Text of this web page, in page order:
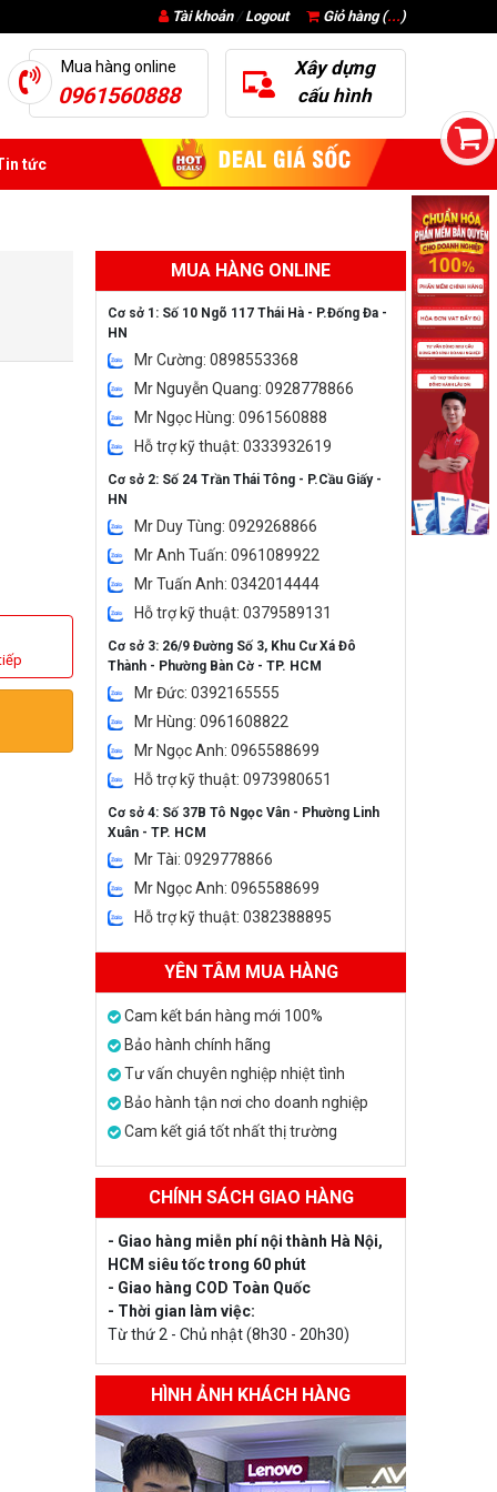
Giỏ hàng (...)
Tài khoản/ Logout
Mua hàng online
0961560888
Xây dựng
cấu hình
tức
MUA HÀNG ONLINE
Cơ sở 1: Số 10 Ngõ 117 Thái Hà - P.Đống Đa -
HN
Mr Cường: 0898553368
Mr Nguyễn Quang: 0928778866
Mr Ngọc Hùng: 0961560888
Hỗ trợ kỹ thuật: 0333932619
Cơ sở 2: Số 24 Trần Thái Tông - P.Cầu Giấy -
HN
Mr Duy Tùng: 0929268866
Mr Anh Tuấn: 0961089922
Mr Tuấn Anh: 0342014444
Hỗ trợ kỹ thuật: 0379589131
Cơ sở 3: 26/9 Đường Số 3, Khu Cư Xá Đô
Thành - Phường Bàn Cờ - TP. HCM
Mr Đức: 0392165555
Mr Hùng: 0961608822
Mr Ngọc Anh: 0965588699
Hỗ trợ kỹ thuật: 0973980651
Cơ sở 4: Số 37B Tô Ngọc Vân - Phường Linh
Xuân - TP. HCM
Mr Tài: 0929778866
Mr Ngọc Anh: 0965588699
Hỗ trợ kỹ thuật: 0382388895
YÊN TÂM MUA HÀNG
Cam kết bán hàng mới 100%
Bảo hành chính hãng
Tư vấn chuyên nghiệp nhiệt tình
Bảo hành tận nơi cho doanh nghiệp
Cam kết giá tốt nhất thị trường
CHÍNH SÁCH GIAO HÀNG
- Giao hàng miễn phí nội thành Hà Nội,
HCM siêu tốc trong 60 phút
- Giao hàng COD Toàn Quốc
- Thời gian làm việc:
Từ thứ 2 - Chủ nhật (8h30 - 20h30)
HÌNH ẢNH KHÁCH HÀNG